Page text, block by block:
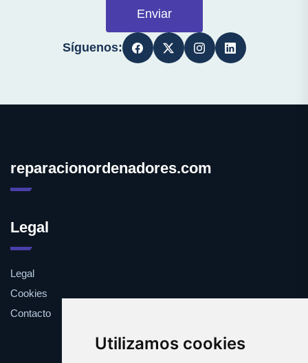
Utilizamos cookies
Enviar
Síguenos:
reparacionordenadores.com
Legal
Legal
Cookies
Contacto